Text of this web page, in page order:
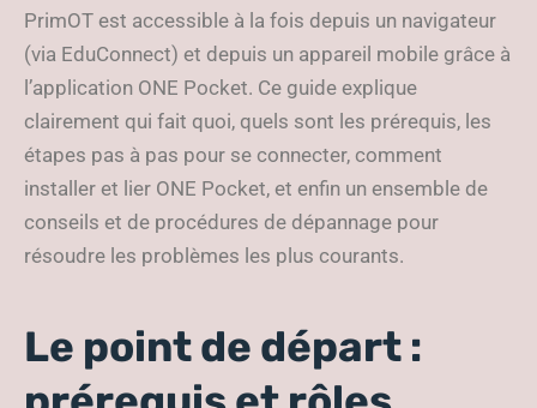
PrimOT est accessible à la fois depuis un navigateur
(via EduConnect) et depuis un appareil mobile grâce à
l’application ONE Pocket. Ce guide explique
clairement qui fait quoi, quels sont les prérequis, les
étapes pas à pas pour se connecter, comment
installer et lier ONE Pocket, et enfin un ensemble de
conseils et de procédures de dépannage pour
résoudre les problèmes les plus courants.
Le point de départ :